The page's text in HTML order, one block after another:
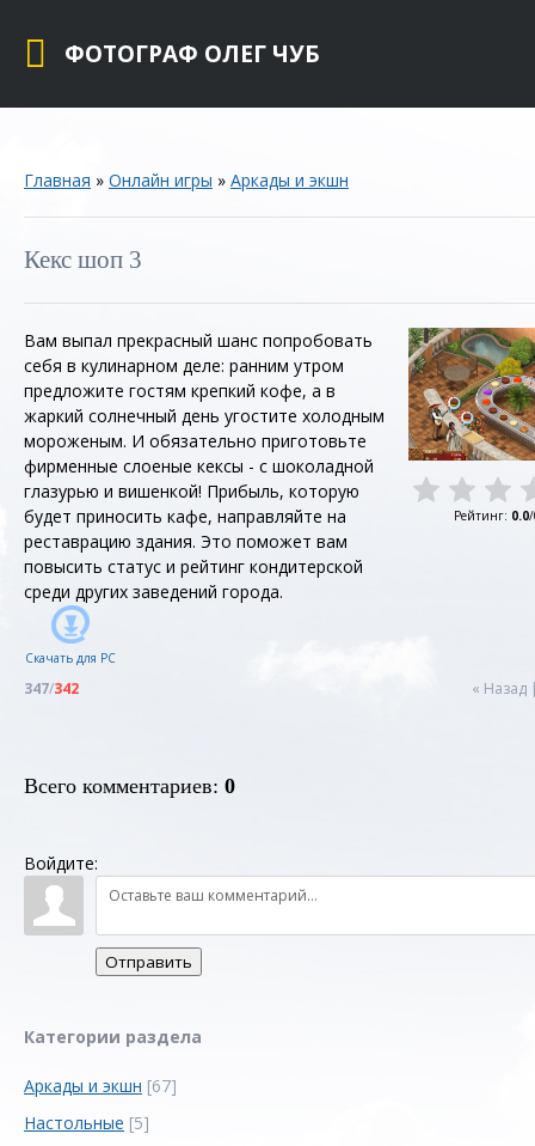
ФОТОГРАФ ОЛЕГ ЧУБ
Главная » Онлайн игры » Аркады и экшн
Кекс шоп 3
Вам выпал прекрасный шанс попробовать
себя в кулинарном деле: ранним утром
предложите гостям крепкий кофе, а в
жаркий солнечный день угостите холодным
мороженым. И обязательно приготовьте
фирменные слоеные кексы - с шоколадной
глазурью и вишенкой! Прибыль, которую
будет приносить кафе, направляйте на
реставрацию здания. Это поможет вам
повысить статус и рейтинг кондитерской
среди других заведений города.
Скачать для PC
Рейтинг: 0.0/
« Назад
347/342
Всего комментариев: 0
Войдите:
Отправить
Категории раздела
Аркады и экшн [67]
Настольные [5]